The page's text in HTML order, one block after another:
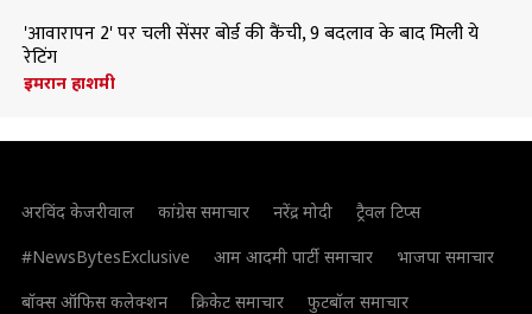
'आवारापन 2' पर चली सेंसर बोर्ड की कैंची, 9 बदलाव के बाद मिली ये
रेटिंग
इमरान हाशमी
अरविंद केजरीवाल कांग्रेस समाचार नरेंद्र मोदी
ट्रैवल टिप्स
#NewsBytesExclusive
आम आदमी पार्टी समाचार
भाजपा समाचार
बॉक्स ऑफिस कलेक्शन
क्रिकेट समाचार
फुटबॉल समाचार